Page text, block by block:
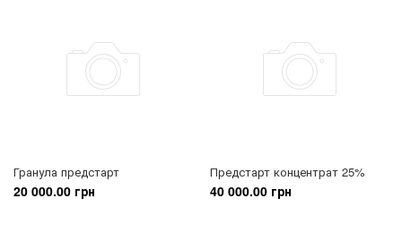
Гранула предстарт
20 000.00 грн
Предстарт концентрат 25%
40 000.00 грн